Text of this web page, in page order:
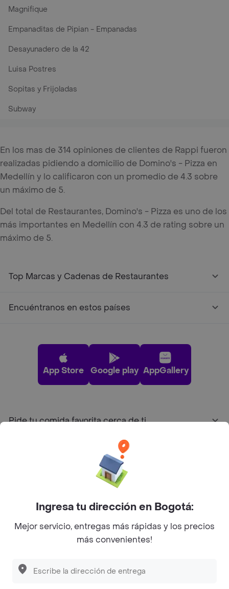
Magnifique
Empanaditas de Pipian - Empanadas
Desayunadero de la 42
Luisa Postres
Sopitas y Frijoladas
Subway
En los mas de 314 opiniones de clientes de Rappi fueron
realizadas pidiendo a domicilio de Domino's - Pizza en
Medellín y lo calificaron con un promedio de 4.3 sobre
un máximo de 5.
Del total de Restaurantes, Domino's - Pizza es uno de los
más importantes en Medellín con 4.3 de rating sobre un
máximo de 5.
Top Marcas y Cadenas de Restaurantes
Encuéntranos en estos países
App Store Google play AppGallery
Pide tu comida favorita cerca de ti
Sobre Rappi
Facebook
Twitter
Instagram
©2026Rappi Inc. All rights reserved.
Ingresa tu dirección en Bogotá:
Mejor servicio, entregas más rápidas y los precios
más convenientes!